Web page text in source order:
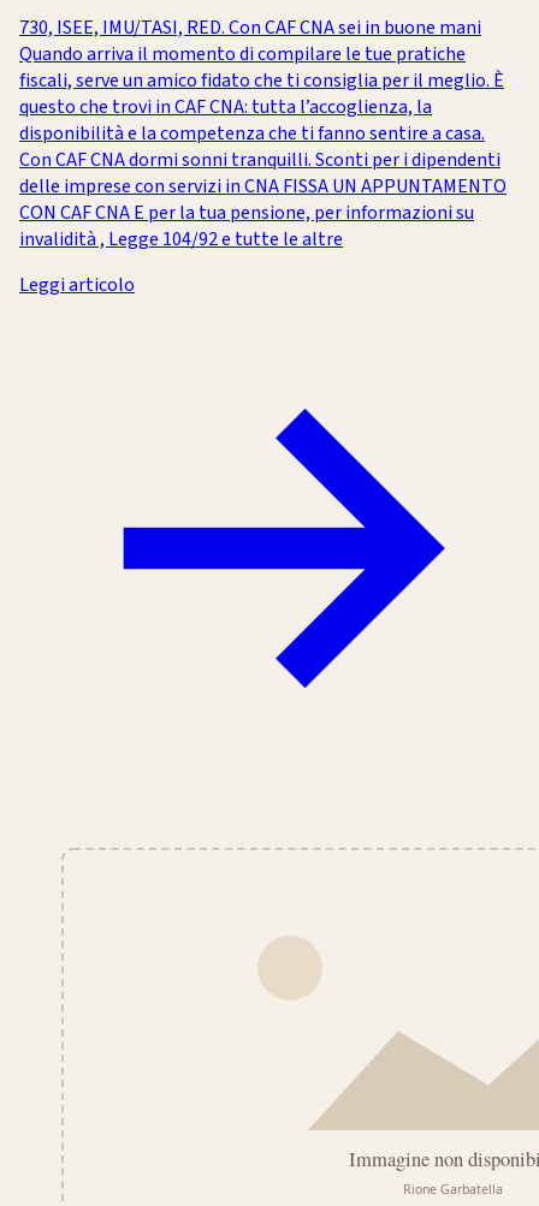
730, ISEE, IMU/TASI, RED. Con CAF CNA sei in buone mani
Quando arriva il momento di compilare le tue pratiche
fiscali, serve un amico fidato che ti consiglia per il meglio. È
questo che trovi in CAF CNA: tutta l’accoglienza, la
disponibilità e la competenza che ti fanno sentire a casa.
Con CAF CNA dormi sonni tranquilli. Sconti per i dipendenti
delle imprese con servizi in CNA FISSA UN APPUNTAMENTO
CON CAF CNA E per la tua pensione, per informazioni su
invalidità , Legge 104/92 e tutte le altre
Leggi articolo